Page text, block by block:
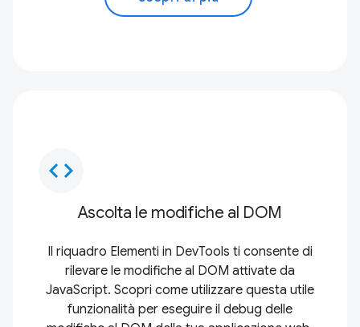
code
Ascolta le modifiche al DOM
Il riquadro Elementi in DevTools ti consente di
rilevare le modifiche al DOM attivate da
JavaScript. Scopri come utilizzare questa utile
funzionalità per eseguire il debug delle